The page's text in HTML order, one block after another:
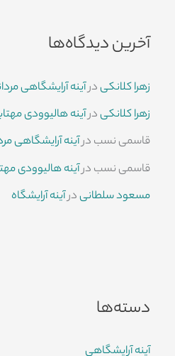
آخرین دیدگاه‌ها
زهرا کلانکیدرآینه آرایشگاهی
زهرا کلانکیدرآینه هالیوودی
قاسمی نسبدرآینه آرایشگاهی
قاسمی نسبدرآینه هالیوودی
مسعود سلطانیدرآینه آرایشگاه
دسته‌ها
آینه آرایشگاهی